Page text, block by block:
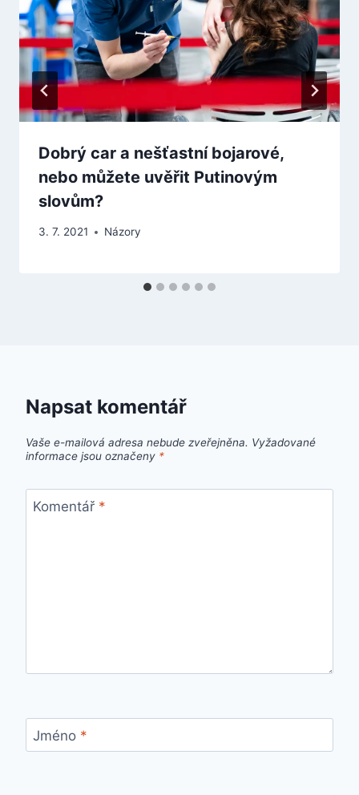
Dobrý car a nešťastní bojarové,
nebo můžete uvěřit Putinovým
slovům?
3. 7. 2021 Názory
Napsat komentář
Vaše e-mailová adresa nebude zveřejněna. Vyžadované
informace jsou označeny *
Komentář *
Jméno *